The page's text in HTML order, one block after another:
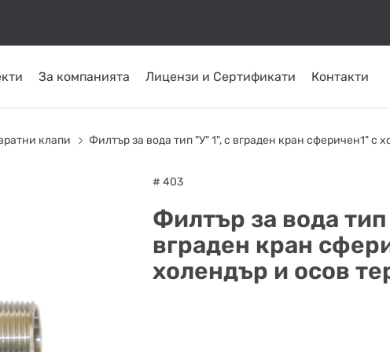
ГОРЕЛКИ
INOX
СЛЪНЧЕВИ
СИСТЕМИ
За компанията Лицензи и Сертификати Контакти
клапи Филтър за вода тип "У" 1", с вграден кран сферичен1" с
# 403
Филтър за вода тип
вграден кран
холендър и осов